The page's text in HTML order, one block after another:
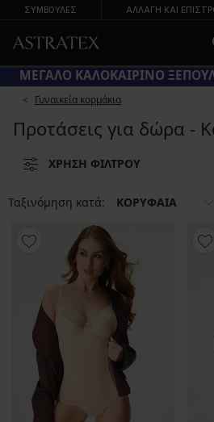
ΣΥΜΒΟΥΛΕΣ ΑΛΛΑΓΉ ΚΑΙ
ΜΕΓΑΛΟ ΚΑΛΟΚΑΙΡΙΝΟ
Γυναικεία κορμάκια
Προτάσεις για δώρα -
ΧΡΗΣΗ ΦΙΛΤΡΟΥ
Ταξινόμηση κατά: ΚΟΡΥΦΑΙΑ